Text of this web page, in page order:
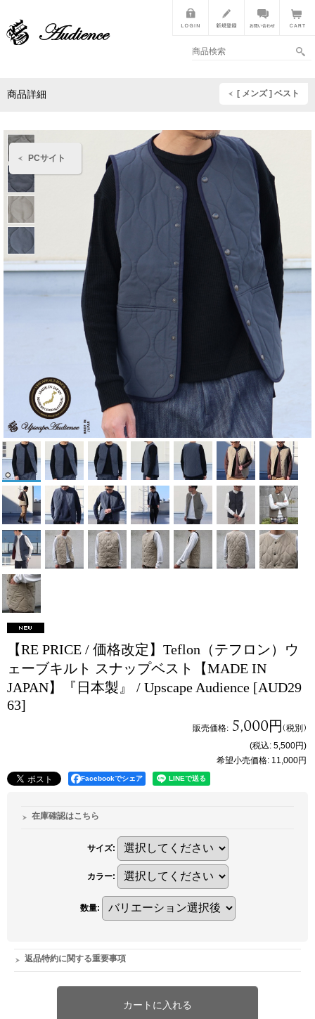
PCサイト
商品詳細 [ メンズ ] ベスト
【RE PRICE / 価格改定】Teflon（テフロン）ウ
ェーブキルト スナップベスト【MADE IN
JAPAN】『日本製』 / Upscape Audience [AUD29
63]
販売価格: 5,000円(税別)
(税込: 5,500円)
希望小売価格: 11,000円
Facebookでシェア
在庫確認はこちら
サイズ:
カラー:
数量:
返品特約に関する重要事項